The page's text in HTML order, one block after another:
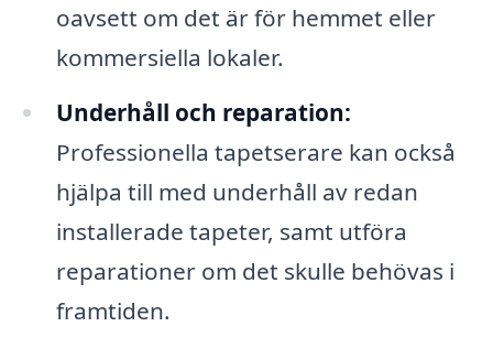
oavsett om det är för hemmet eller
kommersiella lokaler.
Underhåll och reparation:
Professionella tapetserare kan också
hjälpa till med underhåll av redan
installerade tapeter, samt utföra
reparationer om det skulle behövas i
framtiden.